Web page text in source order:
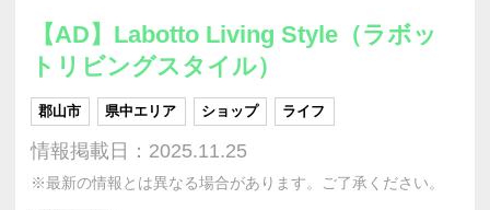
【AD】Labotto Living Style（ラボッ
トリビングスタイル）
郡山市 県中エリア ショップ ライフ
情報掲載日：2025.11.25
※最新の情報とは異なる場合があります。ご了承ください。